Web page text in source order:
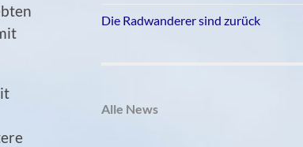
Die Radwanderer sind zurück
Alle News